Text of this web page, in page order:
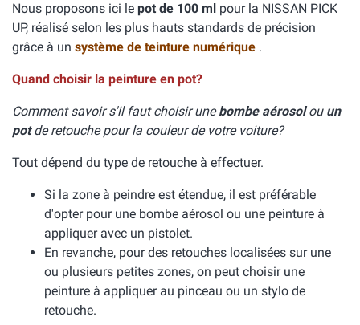
Nous proposons ici le pot de 100 ml pour la NISSAN PICK
UP, réalisé selon les plus hauts standards de précision
grâce à un système de teinture numérique .
Quand choisir la peinture en pot?
Comment savoir s'il faut choisir unebombe aérosolou un
potde retouche pour la couleur de votre voiture?
Tout dépend du type de retouche à effectuer.
Si la zone à peindre est étendue, il est préférable
d'opter pour une bombe aérosol ou une peinture à
appliquer avec un pistolet.
En revanche, pour des retouches localisées sur une
ou plusieurs petites zones, on peut choisir une
peinture à appliquer au pinceau ou un stylo de
retouche.